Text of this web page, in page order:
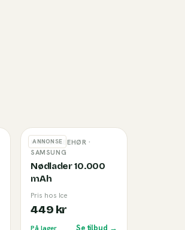
ANNONSE
MOBILTILBEHØR ·
SAMSUNG
Nødlader 10.000
mAh
Pris hos Ice
449 kr
På lager Se tilbud →